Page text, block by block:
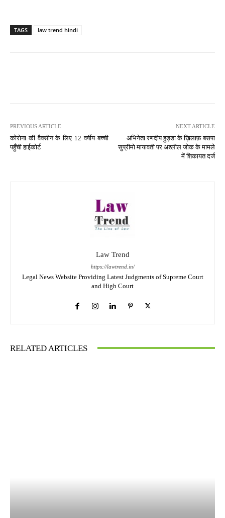
TAGS law trend hindi
PREVIOUS ARTICLE
कोरोना की वैक्सीन के लिए 12 वर्षीय बच्ची
पहुँची हाईकोर्ट
NEXT ARTICLE
अभिनेता रणदीप हुड्डा के ख़िलाफ़ बसपा
सुप्रीमो मायावती पर अश्लील जोक के मामले
में शिकायत दर्ज
Law Trend
https://lawtrend.in/
Legal News Website Providing Latest Judgments of Supreme Court
and High Court
RELATED ARTICLES